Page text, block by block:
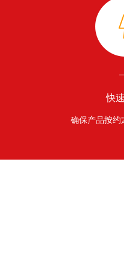
快
确保产品按约